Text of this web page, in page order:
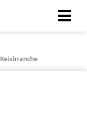
Reisbranche